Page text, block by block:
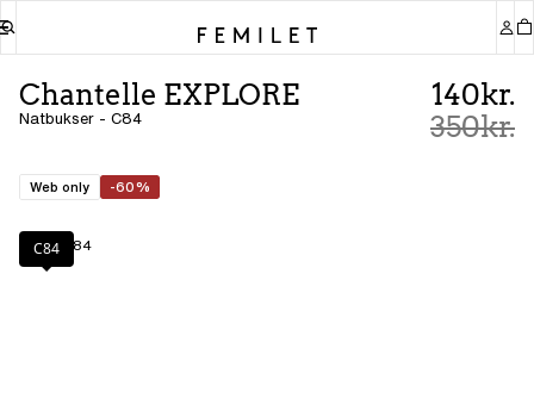
Chantelle EXPLORE
Natbukser - C84
140kr.
350kr.
Web only -60%
Farve: C84
C84